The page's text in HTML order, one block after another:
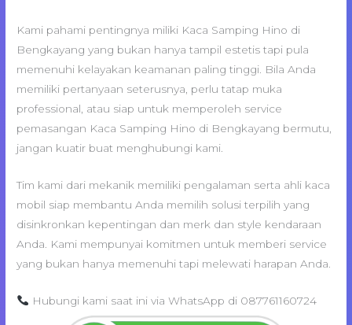
Kami pahami pentingnya miliki Kaca Samping Hino di
Bengkayang yang bukan hanya tampil estetis tapi pula
memenuhi kelayakan keamanan paling tinggi. Bila Anda
memiliki pertanyaan seterusnya, perlu tatap muka
professional, atau siap untuk memperoleh service
pemasangan Kaca Samping Hino di Bengkayang bermutu,
jangan kuatir buat menghubungi kami.
Tim kami dari mekanik memiliki pengalaman serta ahli kaca
mobil siap membantu Anda memilih solusi terpilih yang
disinkronkan kepentingan dan merk dan style kendaraan
Anda. Kami mempunyai komitmen untuk memberi service
yang bukan hanya memenuhi tapi melewati harapan Anda.
Hubungi kami saat ini via WhatsApp di 087761160724